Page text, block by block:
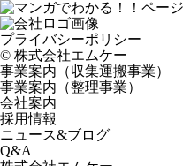
プライバシーポリシー
©️ 株式会社エムケー
事業案内（収集運搬事業）
事業案内（整理事業）
会社案内
採用情報
ニュース&ブログ
Q&A